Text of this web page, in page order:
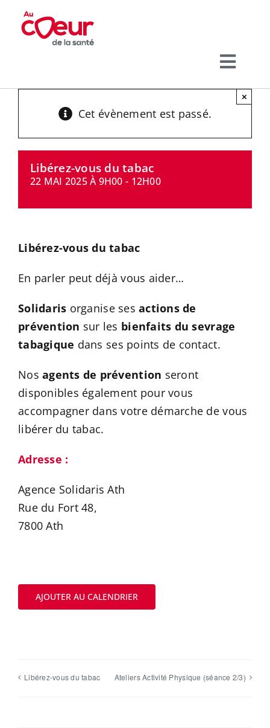
Passer
THÉMATIQUES
Cet évènement est passé.
×
Libérez-vous du tabac
22 MAI 2025 À 9H00 - 12H00
Libérez-vous du tabac
En parler peut déjà vous aider…
Solidaris organise sesactions de
prévention sur les bienfaits du sevrage
tabagique dans ses points de contact.
Nos agents de prévention seront
disponibles également pour vous
accompagner dans votre démarche de vous
libérer du tabac.
Adresse :
Agence Solidaris Ath
Rue du Fort 48,
7800 Ath
AJOUTER AU CALENDRIER
Libérez-vous du tabac Ateliers Activité Physique (séance 2/3)